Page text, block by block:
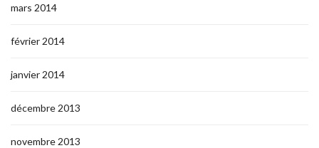
mars 2014
février 2014
janvier 2014
décembre 2013
novembre 2013